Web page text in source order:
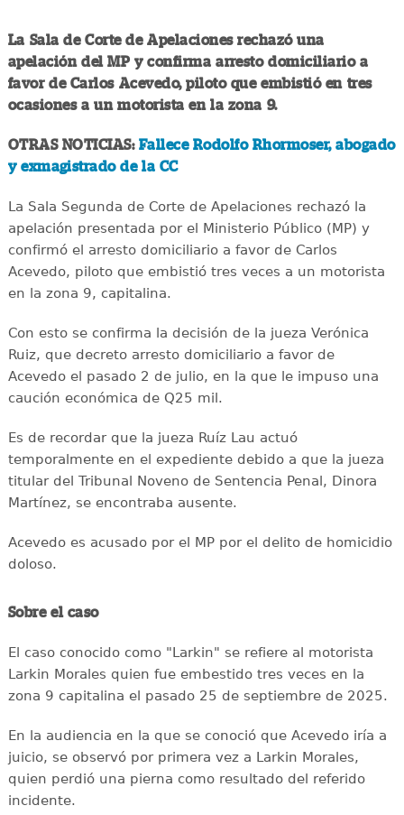
La Sala de Corte de Apelaciones rechazó una
apelación del MP y confirma arresto domiciliario a
favor de Carlos Acevedo, piloto que embistió en tres
ocasiones a un motorista en la zona 9.
OTRAS NOTICIAS: Fallece Rodolfo Rhormoser, abogado
y exmagistrado de la CC
La Sala Segunda de Corte de Apelaciones rechazó la
apelación presentada por el Ministerio Público (MP) y
confirmó el arresto domiciliario a favor de Carlos
Acevedo, piloto que embistió tres veces a un motorista
en la zona 9, capitalina.
Con esto se confirma la decisión de la jueza Verónica
Ruiz, que decreto arresto domiciliario a favor de
Acevedo el pasado 2 de julio, en la que le impuso una
caución económica de Q25 mil.
Es de recordar que la jueza Ruíz Lau actuó
temporalmente en el expediente debido a que la jueza
titular del Tribunal Noveno de Sentencia Penal, Dinora
Martínez, se encontraba ausente.
Acevedo es acusado por el MP por el delito de homicidio
doloso.
Sobre el caso
El caso conocido como "Larkin" se refiere al motorista
Larkin Morales quien fue embestido tres veces en la
zona 9 capitalina el pasado 25 de septiembre de 2025.
En la audiencia en la que se conoció que Acevedo iría a
juicio, se observó por primera vez a Larkin Morales,
quien perdió una pierna como resultado del referido
incidente.